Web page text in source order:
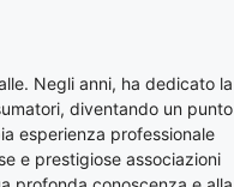
Negli anni, ha dedicato la
diventando un punto
esperienza professionale
e prestigiose associazioni